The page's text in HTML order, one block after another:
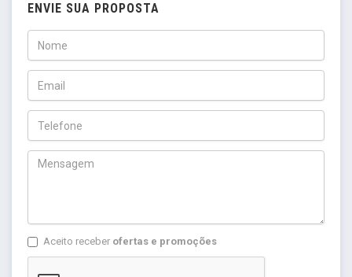
ENVIE SUA PROPOSTA
Aceito receber ofertas e promoções